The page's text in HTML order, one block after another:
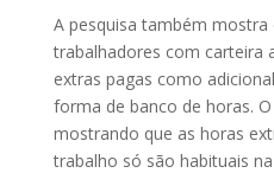
A pesquisa também mostra
trabalhadores com carteira
extras pagas como
forma de banco de horas.
mostrando que as horas
trabalho só são habituais